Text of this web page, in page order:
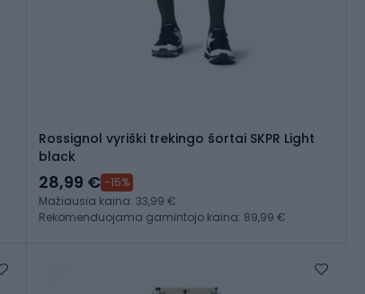
Rossignol vyriški trekingo šortai SKPR Light
black
28,99 € -15%
Mažiausia kaina: 33,99 €
Rekomenduojama gamintojo kaina: 89,99 €